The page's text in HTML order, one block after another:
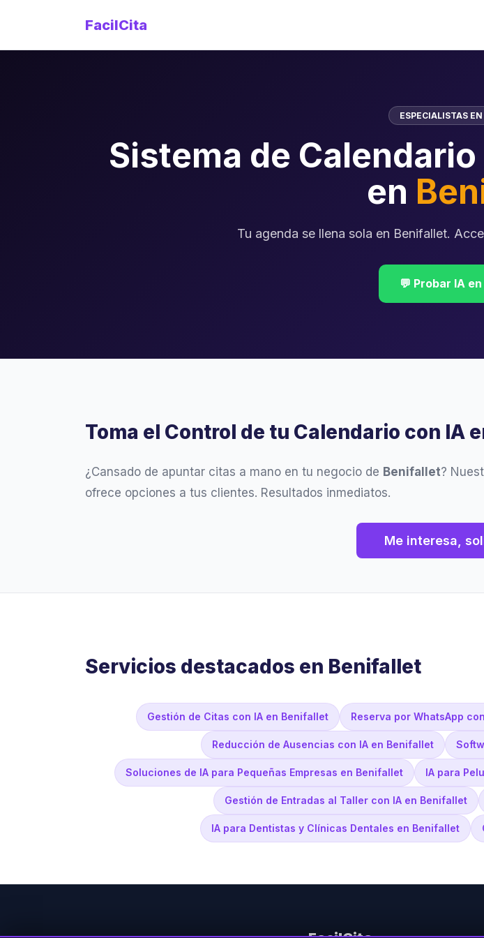
FacilCita
ESPECIALISTAS
Sistema de
en
Tu agenda se llena sola en Benifallet.
💬 Probar IA
Toma el Control de tu Calendario con IA
¿Cansado de apuntar citas a mano en tu negocio de Benifallet?
ofrece opciones a tus clientes. Resultados inmediatos.
Me interesa,
Servicios destacados en Benifallet
Gestión de Citas con IA en Benifallet Reserva por WhatsApp
Reducción de Ausencias con IA en Benifallet
Soluciones de IA para Pequeñas Empresas en Benifallet IA para
Gestión de Entradas al Taller con IA en Benifallet
IA para Dentistas y Clínicas Dentales en Benifallet